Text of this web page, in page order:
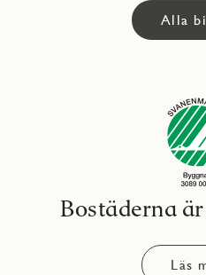
Alla
Bostäderna
Läs